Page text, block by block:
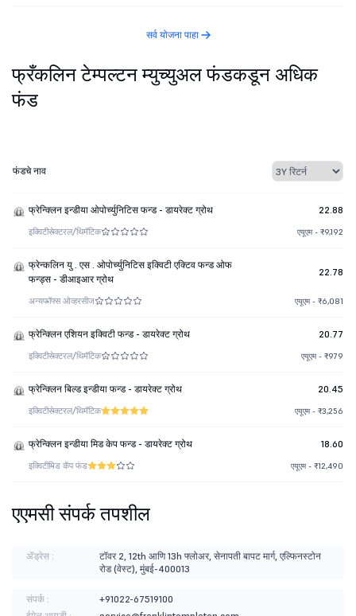
सर्व योजना पाहा
फ्रँकलिन टेम्पल्टन म्युच्युअल फंडकडून अधिक
फंड
फंडचे नाव
फ्रेन्क्लिन इन्डीया ओपोर्च्युनिटिस फन्ड - डायरेक्ट ग्रोथ 22.88
इक्विटीसेक्टरल/थिमॅटिक एयूएम - ₹9,192
फ्रेन्कलिन यु . एस . ओपोर्च्युनिटिस इक्विटी एक्टिव फन्ड ओफ
फन्ड्स - डीआइआर ग्रोथ
22.78
अन्यफॉफ्स ओव्हरसीज एयूएम - ₹6,081
फ्रेन्क्लिन एशियन इक्विटी फन्ड - डायरेक्ट ग्रोथ 20.77
इक्विटीसेक्टरल/थिमॅटिक एयूएम - ₹979
फ्रेन्क्लिन बिल्ड इन्डीया फन्ड - डायरेक्ट ग्रोथ 20.45
इक्विटीसेक्टरल/थिमॅटिक एयूएम - ₹3,256
फ्रेन्क्लिन इन्डीया मिड केप फन्ड - डायरेक्ट ग्रोथ 18.60
इक्विटीमिड कॅप फंड एयूएम - ₹12,490
एएमसी संपर्क तपशील
ॲड्रेस :
टॉवर 2, 12th आणि 13h फ्लोअर, सेनापती बापट मार्ग, एल्फिनस्टोन
रोड (वेस्ट), मुंबई-400013
संपर्क :
+91022-67519100